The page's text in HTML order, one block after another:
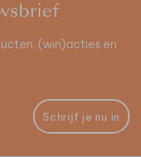
(win)acties en
Schrijf je nu in